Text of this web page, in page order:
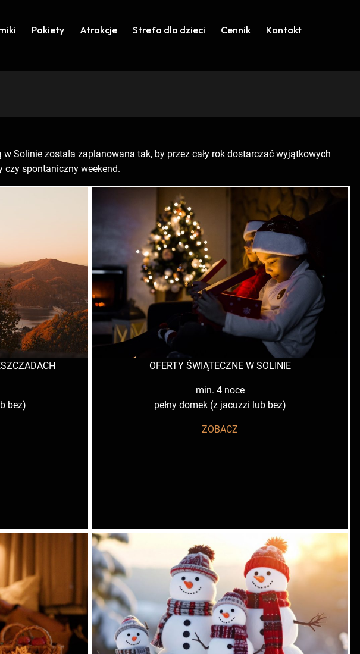
Pakiety Atrakcje Strefa dla dzieci Cennik Kontakt
Solinie została zaplanowana tak, by przez cały rok dostarczać wyjątkowych
czy spontaniczny weekend.
bez)
OFERTY ŚWIĄTECZNE W SOLINIE
min. 4 noce
pełny domek (z jacuzzi lub bez)
ZOBACZ